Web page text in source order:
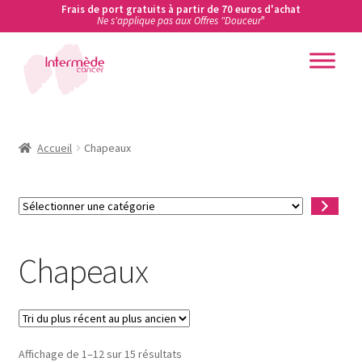
Frais de port gratuits à partir de 70 euros d'achat
Ne s'applique pas aux Offres "Douceur"
Aller
Aller
au
contenu
Accueil
Accueil
Boutique
Carte cadeau
Conditions Générales de Vente
Accueil Chapeaux
Chapeaux
Affichage de 1–12 sur 15 résultatsTrié
Sélectionner